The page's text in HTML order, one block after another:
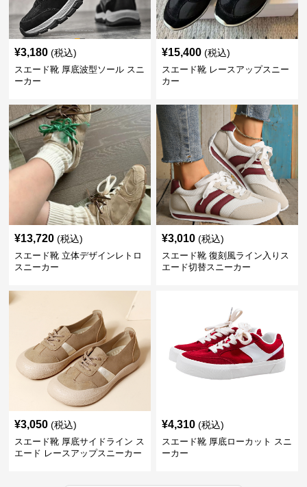
¥3,180 (税込)
スエード靴 厚底波型ソール スニ
ーカー
¥15,400 (税込)
スエード靴 レースアップスニー
カー
¥13,720 (税込)
スエード靴 立体デザインレトロ
スニーカー
¥3,010 (税込)
スエード靴 復刻風ライン入りス
エード切替スニーカー
¥3,050 (税込)
スエード靴 厚底サイドライン ス
エード レースアップスニーカー
¥4,310 (税込)
スエード靴 厚底ローカット スニ
ーカー